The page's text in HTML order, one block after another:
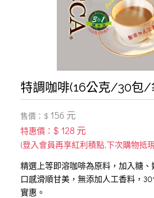
特調咖啡(16公克/30包/
售價：$ 156 元
特惠價： $ 128 元
精選上等即溶咖啡為原料，加入糖、
口感滑順甘美，無添加人工香料，
實惠。